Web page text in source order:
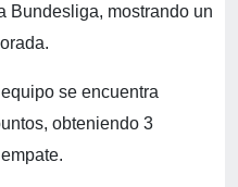
Bundesliga, mostrando un
se encuentra
obteniendo 3